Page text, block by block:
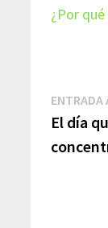
¿Por
de
ENTRADA
El día